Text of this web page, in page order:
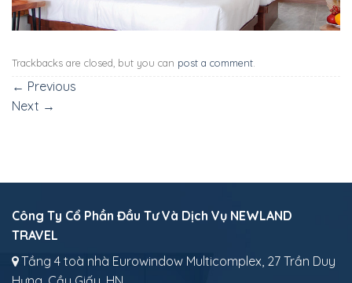
Trackbacks are closed, but you can post a comment
← Previous
Next →
Công Ty Cổ Phần Đầu Tư Và Dịch Vụ NEWLAND
TRAVEL
Tầng 4 toà nhà Eurowindow Multicomplex, 27 Trần Duy